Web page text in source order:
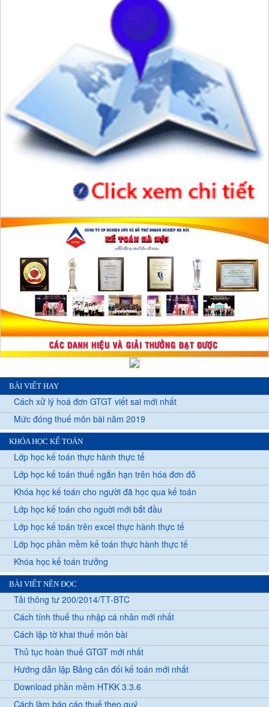
BÀI VIẾT HAY
Cách xử lý hoá đơn GTGT viết sai mới nhất
Mức đóng thuế môn bài năm 2019
KHÓA HỌC KẾ TOÁN
Lớp học kế toán thực hành thực tế
Lớp học kế toán thuế ngắn hạn trên hóa đơn đỏ
Khóa học kế toán cho người đã học qua kế toán
Lớp học kế toán cho nguời mới bắt đầu
Lớp học kế toán trên excel thực hành thực tế
Lớp học phần mềm kế toán thực hành thực tế
Khóa học kế toán trưởng
BÀI VIẾT NÊN ĐỌC
Tải thông tư 200/2014/TT-BTC
Cách tính thuế thu nhập cá nhân mới nhất
Cách lập tờ khai thuế môn bài
Thủ tục hoàn thuế GTGT mới nhất
Hướng dẫn lập Bảng cân đối kế toán mới nhất
Download phần mềm HTKK 3.3.6
Cách làm báo cáo thuế theo quý